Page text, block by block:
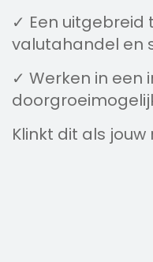
✓ Een
valutahandel en
✓ Werken in
Klinkt dit als